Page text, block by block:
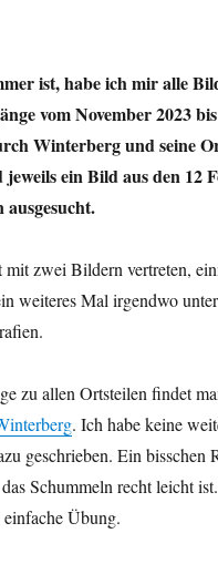
ist, habe ich mir alle
vom November 2023
Winterberg und seine
jeweils ein Bild aus den 12
zwei Bildern vertreten,
weiteres Mal irgendwo
zu allen Ortsteilen findet
. Ich habe keine
geschrieben. Ein bisschen
Schummeln recht leicht
Übung.